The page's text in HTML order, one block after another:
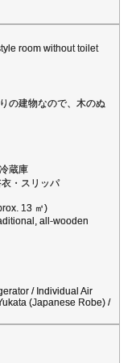
room without toilet
の建物なので、木のぬ
蔵庫
・スリッパ
13 ㎡)
all-wooden
/ Individual Air
(Japanese Robe) /